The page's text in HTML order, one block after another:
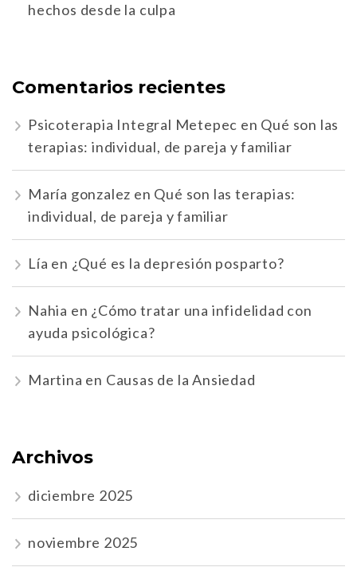
hechos desde la culpa
Comentarios recientes
Psicoterapia Integral Metepec en Qué son las
terapias: individual, de pareja y familiar
María gonzalez en Qué son las terapias:
individual, de pareja y familiar
Lía en ¿Qué es la depresión posparto?
Nahia en ¿Cómo tratar una infidelidad con
ayuda psicológica?
Martina en Causas de la Ansiedad
Archivos
diciembre 2025
noviembre 2025